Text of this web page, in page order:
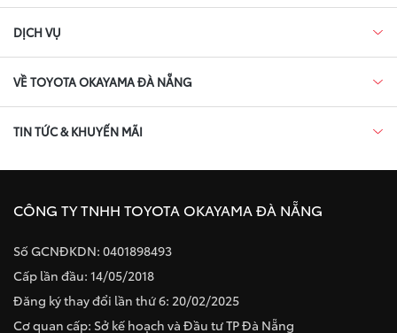
DỊCH VỤ
VỀ TOYOTA OKAYAMA ĐÀ NẴNG
TIN TỨC & KHUYẾN MÃI
CÔNG TY TNHH TOYOTA OKAYAMA ĐÀ NẴNG
Số GCNĐKDN: 0401898493
Cấp lần đầu: 14/05/2018
Đăng ký thay đổi lần thứ 6: 20/02/2025
Cơ quan cấp: Sở kế hoạch và Đầu tư TP Đà Nẵng